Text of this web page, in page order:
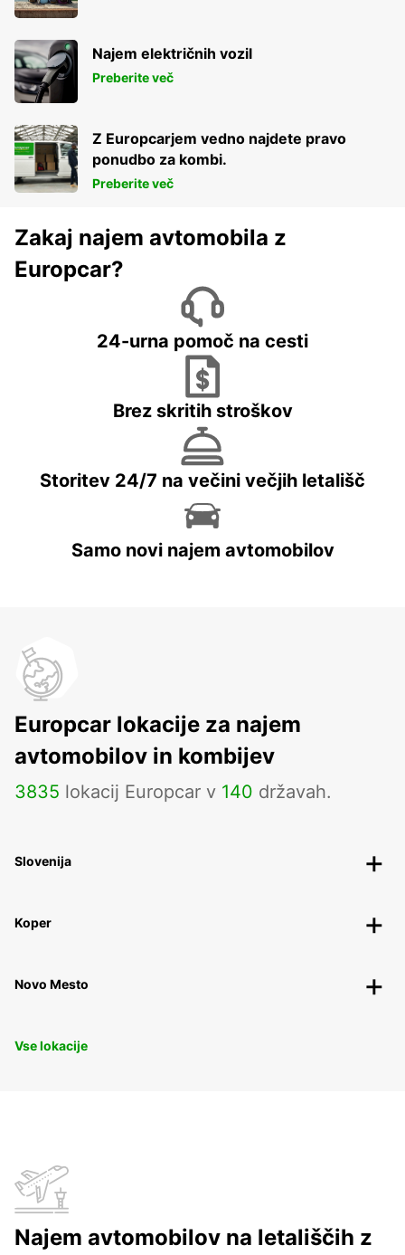
Najem električnih vozil
Preberite več
Z Europcarjem vedno najdete pravo
ponudbo za kombi.
Preberite več
Zakaj najem avtomobila z
Europcar?
24-urna pomoč na cesti
Brez skritih stroškov
Storitev 24/7 na večini večjih letališč
Samo novi najem avtomobilov
Europcar lokacije za najem
avtomobilov in kombijev
3835 lokacij Europcar v 140 državah.
Slovenija
Koper
Novo Mesto
Vse lokacije
Najem avtomobilov na letališčih z